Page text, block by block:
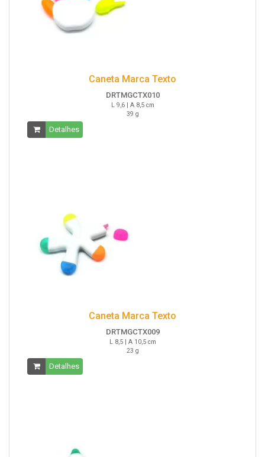
Caneta Marca Texto
DRTMGCTX010
L 9,6 | A 8,5 cm
39 g
Detalhes
Caneta Marca Texto
DRTMGCTX009
L 8,5 | A 10,5 cm
23 g
Detalhes